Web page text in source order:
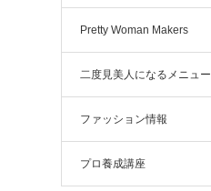
Pretty Woman Makers
二度見美人になるメニュー
ファッション情報
プロ養成講座